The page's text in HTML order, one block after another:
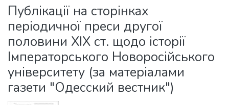
All of DSpace
Statistics
Публікації на сторінках
періодичної преси другої
половини ХІХ ст. щодо історії
Імператорського Новоросійського
університету (за матеріалами
газети "Одесский вестник")